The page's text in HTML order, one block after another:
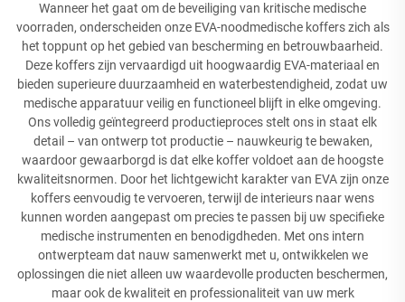
Wanneer het gaat om de beveiliging van kritische medische
voorraden, onderscheiden onze EVA-noodmedische koffers zich als
het toppunt op het gebied van bescherming en betrouwbaarheid.
Deze koffers zijn vervaardigd uit hoogwaardig EVA-materiaal en
bieden superieure duurzaamheid en waterbestendigheid, zodat uw
medische apparatuur veilig en functioneel blijft in elke omgeving.
Ons volledig geïntegreerd productieproces stelt ons in staat elk
detail – van ontwerp tot productie – nauwkeurig te bewaken,
waardoor gewaarborgd is dat elke koffer voldoet aan de hoogste
kwaliteitsnormen. Door het lichtgewicht karakter van EVA zijn onze
koffers eenvoudig te vervoeren, terwijl de interieurs naar wens
kunnen worden aangepast om precies te passen bij uw specifieke
medische instrumenten en benodigdheden. Met ons intern
ontwerpteam dat nauw samenwerkt met u, ontwikkelen we
oplossingen die niet alleen uw waardevolle producten beschermen,
maar ook de kwaliteit en professionaliteit van uw merk